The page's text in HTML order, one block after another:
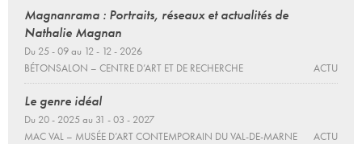
Magnanrama : Portraits, réseaux et actualités de
Nathalie Magnan
Du 25 - 09 au 12 - 12 - 2026
BÉTONSALON – CENTRE D’ART ET DE RECHERCHE
ACTU
Le genre idéal
Du 20 - 2025 au 31 - 03 - 2027
MAC VAL – MUSÉE D’ART CONTEMPORAIN DU VAL-DE-MARNE
ACTU